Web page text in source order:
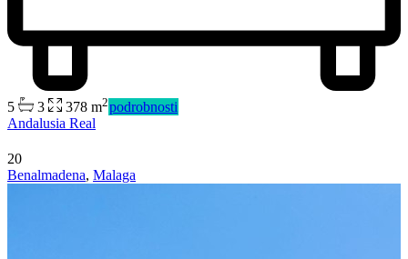
5 3 378 m2podrobnosti
Andalusia Real
20
Benalmadena, Malaga